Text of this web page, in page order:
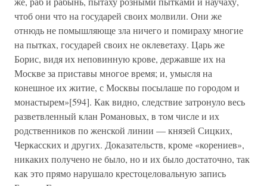
чтоб они что на государей своих молвили. Они же
отнюдь не помышляюще зла ничего и помираху многие
на пытках, государей своих не оклеветаху. Царь же
Борис, видя их неповинную крове, державше их на
Москве за приставы многое время; и, умысля на
конешное их житие, с Москвы посылаше по городом и
монастырем»[594]. Как видно, следствие затронуло весь
разветвленный клан Романовых, в том числе и их
родственников по женской линии — князей Сицких,
Черкасских и других. Доказательств, кроме «корениев»,
никаких получено не было, но и их было достаточно, так
как это прямо нарушало крестоцеловальную запись